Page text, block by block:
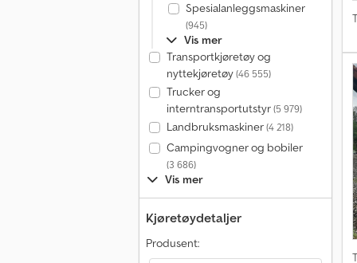
Spesialanleggsmaskiner
(945)
Vis mer
Transportkjøretøy og
nyttekjøretøy(46 555)
Trucker og
interntransportutstyr(5 979)
Landbruksmaskiner(4 218)
Campingvogner og bobiler
(3 686)
Vis mer
Kjøretøydetaljer
Produsent: